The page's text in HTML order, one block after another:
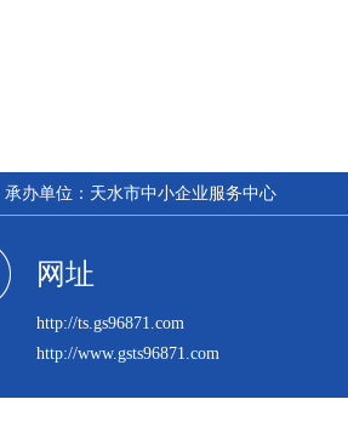
办单位：天水市中小企业服务中心
网址
http://ts.gs96871.com
http://www.gsts96871.com